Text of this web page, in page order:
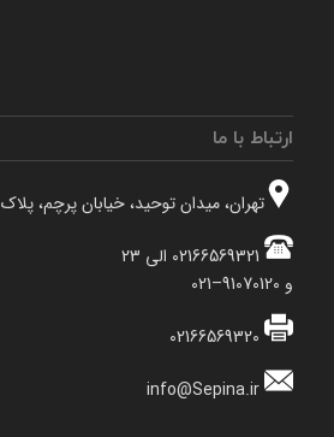
ارتباط با ما
تهران، میدان توحید، خیابان پرچم، پلاک 37
و 91070120–021
02166569320
info@Sepina.ir